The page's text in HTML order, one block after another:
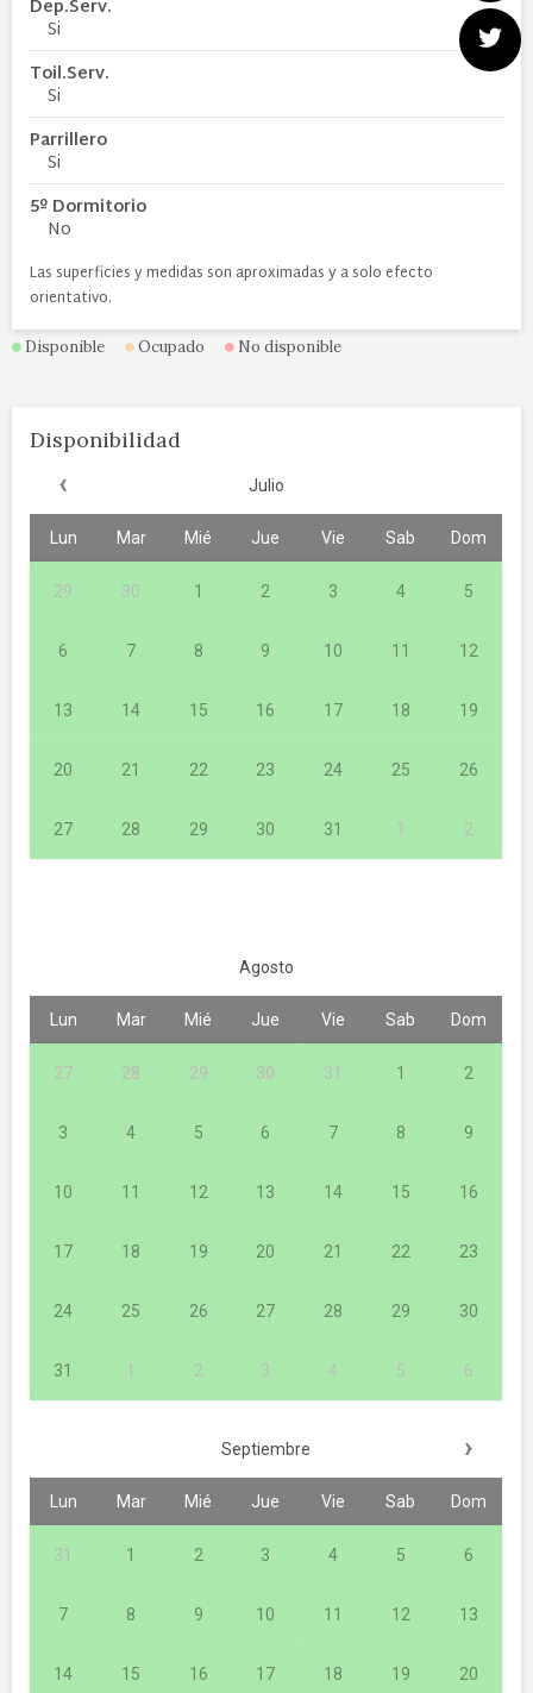
Dep.Serv.
Si
Toil.Serv.
Si
Parrillero
Si
5º Dormitorio
No
Las superficies y medidas son aproximadas y a solo efecto
orientativo.
Disponible Ocupado No disponible
Disponibilidad
‹ Julio
Lun Mar Mié Jue Vie Sab Dom
29 30 1 2 3 4 5
6 7 8 9 10 11 12
13 14 15 16 17 18 19
20 21 22 23 24 25 26
27 28 29 30 31 1 2
Agosto
Lun Mar Mié Jue Vie Sab Dom
27 28 29 30 31 1 2
3 4 5 6 7 8 9
10 11 12 13 14 15 16
17 18 19 20 21 22 23
24 25 26 27 28 29 30
31 1 2 3 4 5 6
Septiembre ›
Lun Mar Mié Jue Vie Sab Dom
31 1 2 3 4 5 6
7 8 9 10 11 12 13
14 15 16 17 18 19 20